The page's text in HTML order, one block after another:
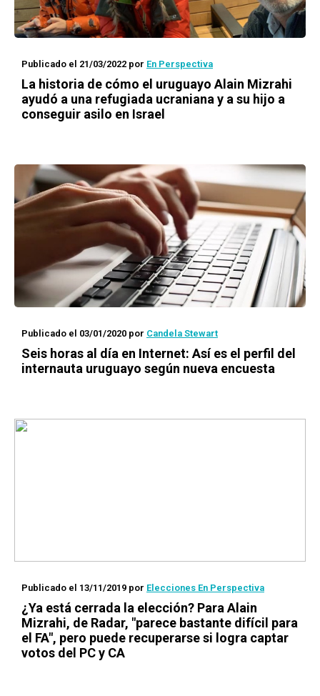
Publicado el 21/03/2022 por En Perspectiva
La historia de cómo el uruguayo Alain Mizrahi
ayudó a una refugiada ucraniana y a su hijo a
conseguir asilo en Israel
Publicado el 03/01/2020 por Candela Stewart
Seis horas al día en Internet: Así es el perfil del
internauta uruguayo según nueva encuesta
Publicado el 13/11/2019 por Elecciones En Perspectiva
¿Ya está cerrada la elección? Para Alain
Mizrahi, de Radar, "parece bastante difícil para
el FA", pero puede recuperarse si logra captar
votos del PC y CA